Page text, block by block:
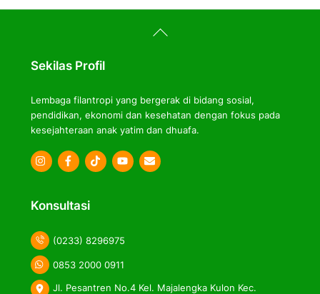
Back
To
Sekilas Profil
Lembaga filantropi yang bergerak di bidang sosial,
pendidikan, ekonomi dan kesehatan dengan fokus pada
kesejahteraan anak yatim dan dhuafa.
Icon
Icon
Icon
Konsultasi
(0233) 8296975
0853 2000 0911
Jl. Pesantren No.4 Kel. Majalengka Kulon Kec.